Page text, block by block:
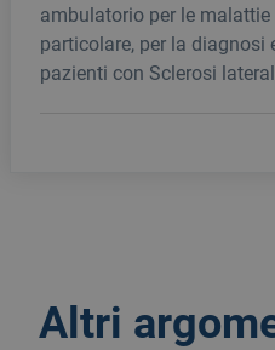
ambulatorio per le malattie
particolare, per la diagnosi
pazienti con Sclerosi
Altri